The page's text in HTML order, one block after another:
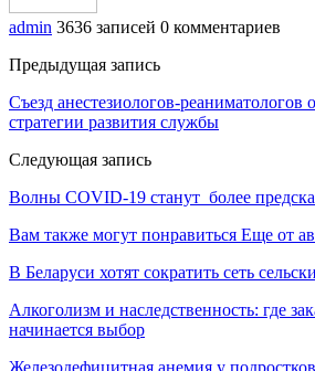
admin 3636 записей 0 комментариев
Предыдущая запись
Съезд анестезиологов-реаниматологов
стратегии развития службы
Следующая запись
Волны COVID-19 станут более
Вам также могут понравиться Еще от
В Беларуси хотят сократить сеть
Алкоголизм и наследственность: где
начинается выбор
Железодефицитная анемия у